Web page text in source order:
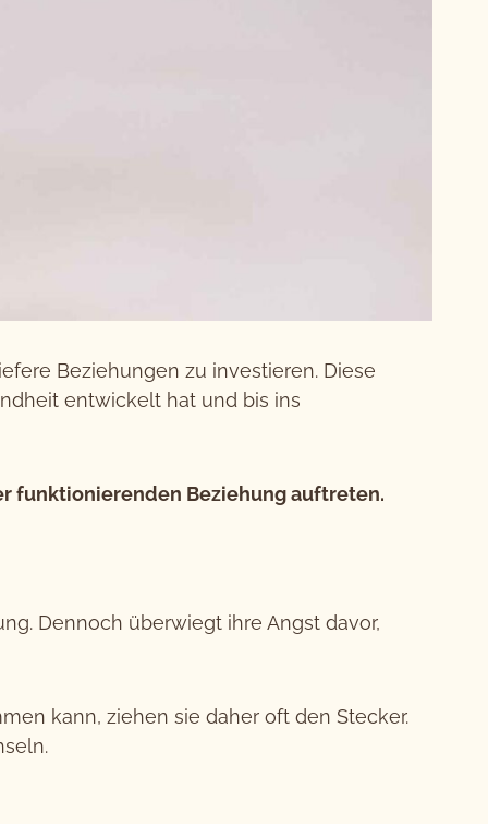
Beziehungen zu investieren. Diese
entwickelt hat und bis ins
funktionierenden Beziehung auftreten.
Dennoch überwiegt ihre Angst davor,
kann, ziehen sie daher oft den Stecker.